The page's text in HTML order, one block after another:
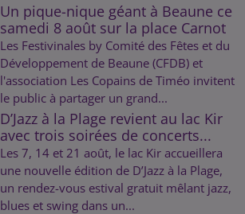
Un pique-nique géant à Beaune ce
samedi 8 août sur la place Carnot
Les Festivinales by Comité des Fêtes et du
Développement de Beaune (CFDB) et
l'association Les Copains de Timéo invitent
le public à partager un grand...
D’Jazz à la Plage revient au lac Kir
avec trois soirées de concerts...
Les 7, 14 et 21 août, le lac Kir accueillera
une nouvelle édition de D’Jazz à la Plage,
un rendez-vous estival gratuit mêlant jazz,
blues et swing dans un...